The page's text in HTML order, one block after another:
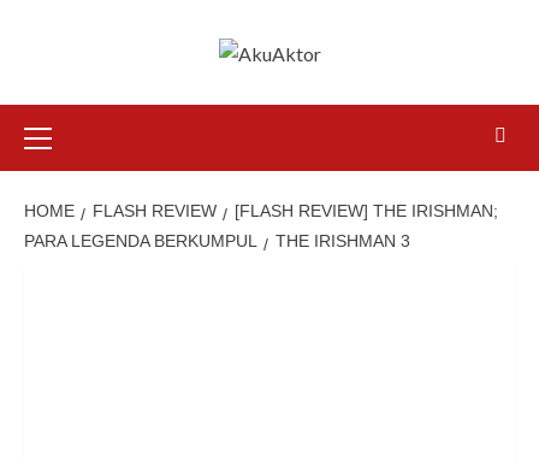
HOME FLASH REVIEW
[FLASH REVIEW] THE IRISHMAN;
PARA LEGENDA BERKUMPUL
THE IRISHMAN 3